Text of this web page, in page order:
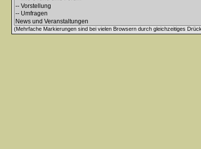
(Mehrfache Markierungen sind bei vielen Browsern durch gleichzeitiges